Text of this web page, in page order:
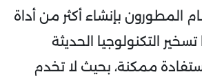
المطورون بإنشاء أكثر من أداة
التكنولوجيا الحديثة
ممكنة، بحيث لا تخدم